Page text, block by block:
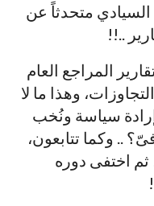
متحدثاً عن
..!!
المراجع العام
وهذا ما لا
سياسة ونُخب
.. وكما تتابعون،
ثم اختفى دوره